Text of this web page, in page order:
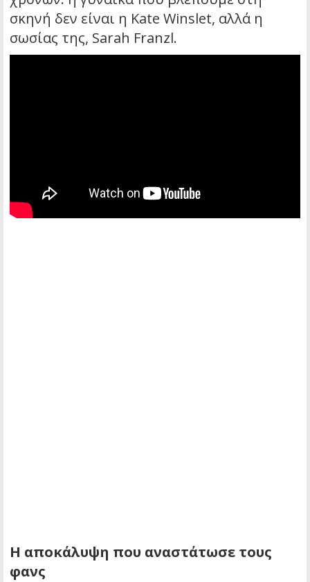
σκηνή δεν είναι η Kate Winslet, αλλά η
σωσίας της, Sarah Franzl.
Η αποκάλυψη που αναστάτωσε τους
φανς